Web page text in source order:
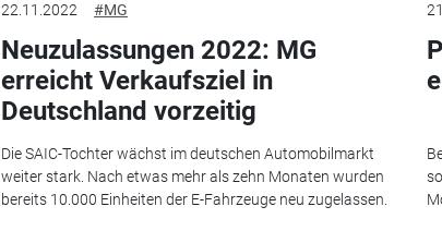
22.11.2022 #MG
Neuzulassungen 2022: MG
erreicht Verkaufsziel in
Deutschland vorzeitig
Die SAIC-Tochter wächst im deutschen Automobilmarkt
weiter stark. Nach etwas mehr als zehn Monaten wurden
bereits 10.000 Einheiten der E-Fahrzeuge neu zugelassen.